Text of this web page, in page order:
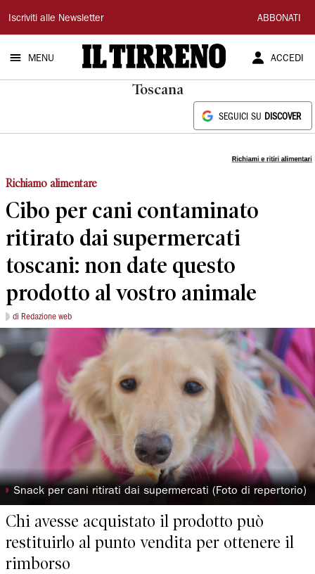
Il
Tirreno
Iscriviti alle Newsletter ABBONATI
MENU ACCEDI
Toscana
SEGUICI SU DISCOVER
Richiamo alimentare
Cibo per cani contaminato
ritirato dai supermercati
toscani: non date questo
prodotto al vostro animale
di Redazione web
◗ Snack per cani ritirati dai supermercati (Foto di repertorio)
Chi avesse acquistato il prodotto può
restituirlo al punto vendita per ottenere il
rimborso